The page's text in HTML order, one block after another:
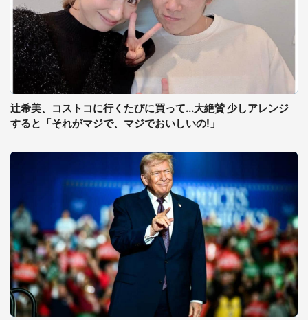
辻希美、コストコに行くたびに買って...大絶賛 少しアレンジ
すると「それがマジで、マジでおいしいの!」